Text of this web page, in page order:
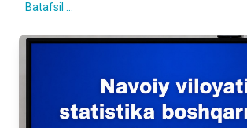
Batafsil ...